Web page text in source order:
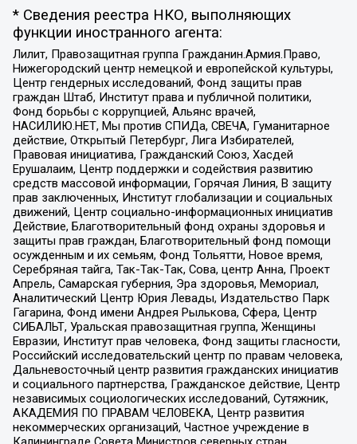
* Сведения реестра НКО, выполняющих
функции иностранного агента:
Лилит, Правозащитная группа Гражданин.Армия.Право,
Нижегородский центр немецкой и европейской культуры,
Центр гендерных исследований, Фонд защиты прав
граждан Штаб, Институт права и публичной политики,
Фонд борьбы с коррупцией, Альянс врачей,
НАСИЛИЮ.НЕТ, Мы против СПИДа, СВЕЧА, Гуманитарное
действие, Открытый Петербург, Лига Избирателей,
Правовая инициатива, Гражданский Союз, Хасдей
Ерушалаим, Центр поддержки и содействия развитию
средств массовой информации, Горячая Линия, В защиту
прав заключенных, Институт глобализации и социальных
движений, Центр социально-информационных инициатив
Действие, Благотворительный фонд охраны здоровья и
защиты прав граждан, Благотворительный фонд помощи
осужденным и их семьям, Фонд Тольятти, Новое время,
Серебряная тайга, Так-Так-Так, Сова, центр Анна, Проект
Апрель, Самарская губерния, Эра здоровья, Мемориал,
Аналитический Центр Юрия Левады, Издательство Парк
Гагарина, Фонд имени Андрея Рылькова, Сфера, Центр
СИБАЛЬТ, Уральская правозащитная группа, Женщины
Евразии, Институт прав человека, Фонд защиты гласности,
Российский исследовательский центр по правам человека,
Дальневосточный центр развития гражданских инициатив
и социального партнерства, Гражданское действие, Центр
независимых социологических исследований, Сутяжник,
АКАДЕМИЯ ПО ПРАВАМ ЧЕЛОВЕКА, Центр развития
некоммерческих организаций, Частное учреждение в